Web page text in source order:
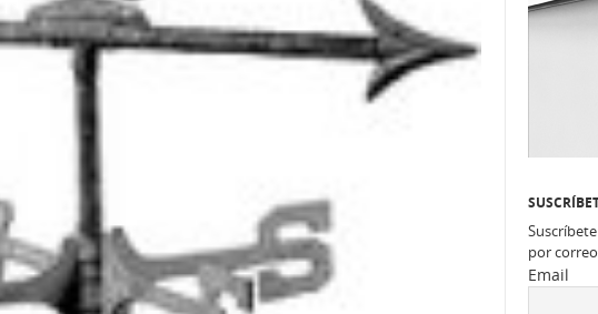
por
Email